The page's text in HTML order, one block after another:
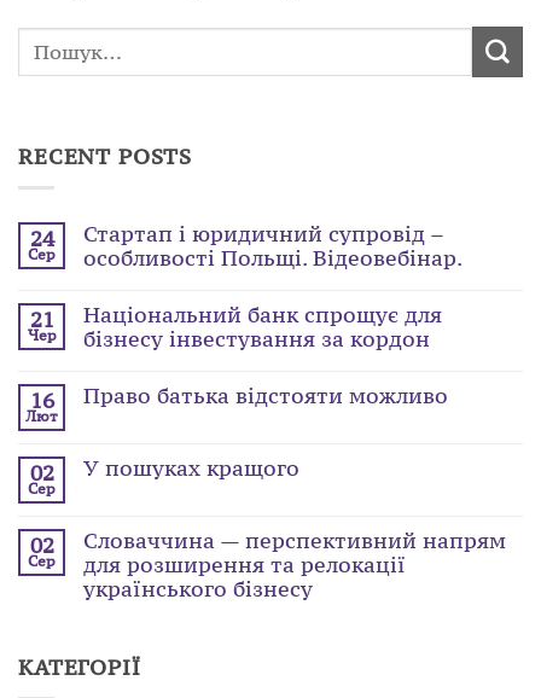
RECENT POSTS
24
Сер
Стартап і юридичний супровід –
особливості Польщі. Відеовебінар.
21
Чер
Національний банк спрощує для
бізнесу інвестування за кордон
16
Лют
Право батька відстояти можливо
02
Сер
У пошуках кращого
02
Сер
Словаччина — перспективний напрям
для розширення та релокації
українського бізнесу
КАТЕГОРІЇ